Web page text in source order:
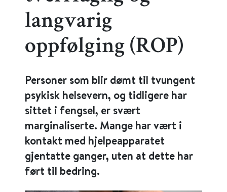
langvarig
oppfølging (ROP)
Personer som blir dømt til tvungent
psykisk helsevern, og tidligere har
sittet i fengsel, er svært
marginaliserte. Mange har vært i
kontakt med hjelpeapparatet
gjentatte ganger, uten at dette har
ført til bedring.